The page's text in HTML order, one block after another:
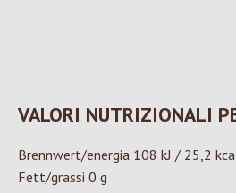
VALORI NUTRIZIONALI
Brennwert/energia 108 kJ / 25,2
Fett/grassi 0 g